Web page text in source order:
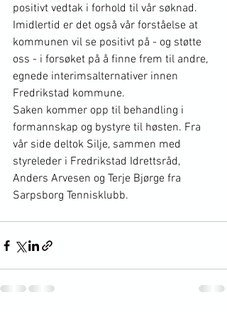
positivt vedtak i forhold til vår søknad.
Imidlertid er det også vår forståelse at
kommunen vil se positivt på - og støtte
oss - i forsøket på å finne frem til andre,
egnede interimsalternativer innen
Fredrikstad kommune.
Saken kommer opp til behandling i
formannskap og bystyre til høsten. Fra
vår side deltok Silje, sammen med
styreleder i Fredrikstad Idrettsråd,
Anders Arvesen og Terje Bjørge fra
Sarpsborg Tennisklubb.